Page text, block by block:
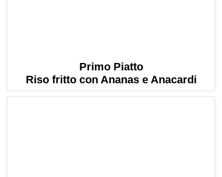
Primo Piatto
Riso fritto con Ananas e Anacardi